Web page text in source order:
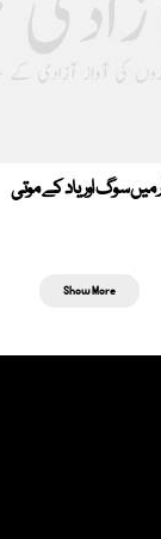
سوگ اور یاد کے موتی
Show More